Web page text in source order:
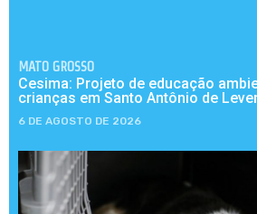
MATO GROSSO
Cesima: Projeto de educação
crianças em Santo Antônio de
6 DE AGOSTO DE 2026